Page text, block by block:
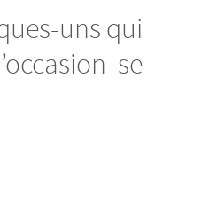
uns qui
se